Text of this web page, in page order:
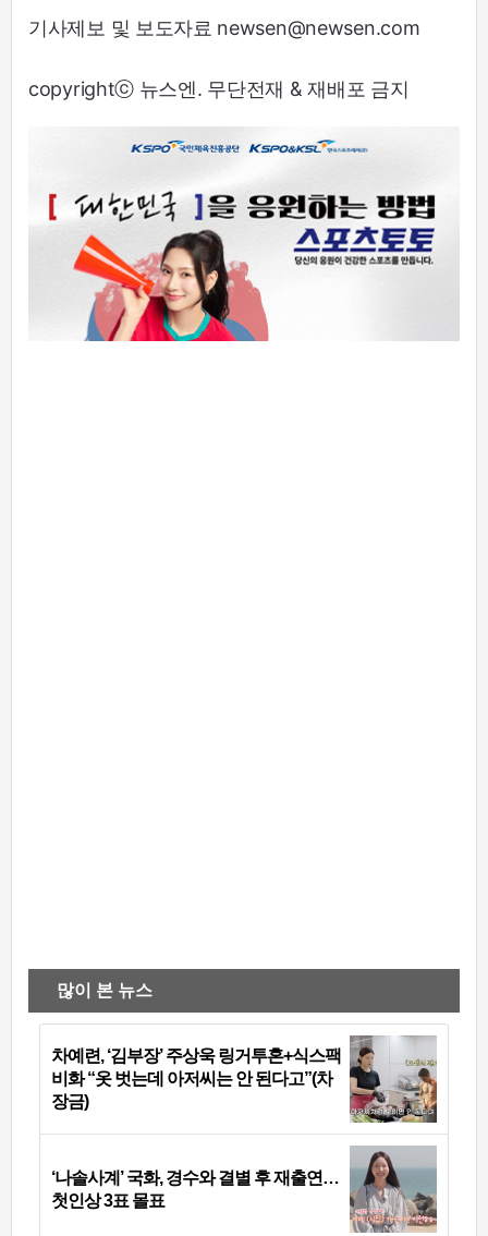
기사제보 및 보도자료 newsen@newsen.com
copyrightⓒ 뉴스엔. 무단전재 & 재배포 금지
많이 본 뉴스
차예련, ‘김부장’ 주상욱 링거투혼+식스팩
비화 “옷 벗는데 아저씨는 안 된다고”(차
장금)
‘나솔사계’ 국화, 경수와 결별 후 재출연…
첫인상 3표 몰표